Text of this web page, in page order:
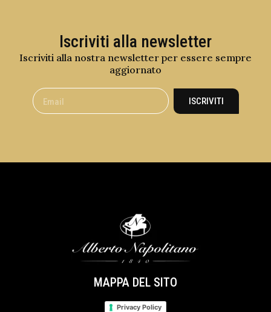
Iscriviti alla newsletter
Iscriviti alla nostra newsletter per essere sempre
aggiornato
ISCRIVITI
MAPPA DEL SITO
Privacy Policy